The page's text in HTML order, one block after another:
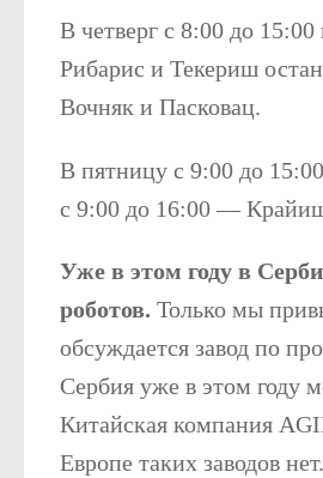
В четверг с 8:00 до
Рибарис и Текериш
Вочняк и Пасковац.
В пятницу с 9:00 до
с 9:00 до 16:00 —
Уже в этом году в
роботов. Только мы
обсуждается завод по
Сербия уже в этом году
Китайская компания
Европе таких заводов